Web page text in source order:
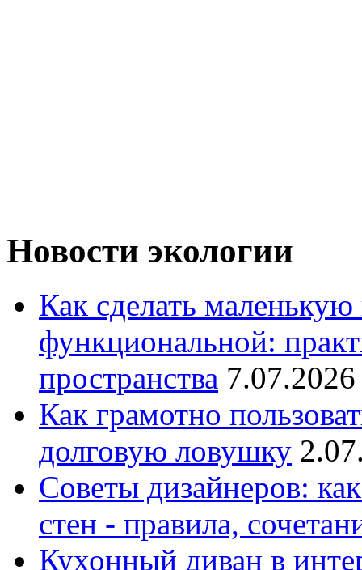
Новости экологии
Как сделать
функциональной:
пространства
Как грамотно
долговую ловушку
Советы дизайнеров:
стен - правила,
Кухонный диван в